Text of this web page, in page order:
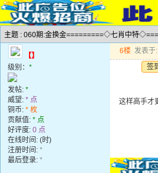
主题 : 060期:金换金=========◇七肖中特
【】
级别： *
发帖: *
威望: * 点
铜币: * 枚
贡献值: * 点
好评度: 0 点
在线时间: (时)
注册时间: *
最后登录: *
6楼 发表于
签
这样高手才